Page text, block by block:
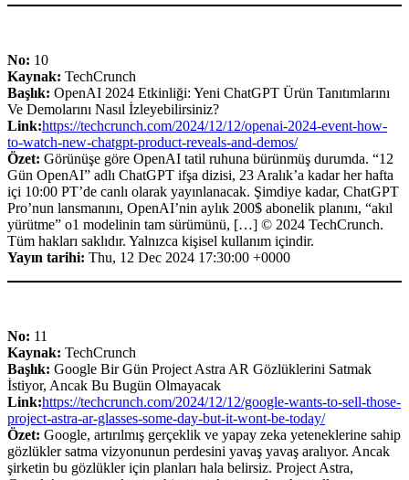
No: 10
Kaynak: TechCrunch
Başlık: OpenAI 2024 Etkinliği: Yeni ChatGPT Ürün Tanıtımlarını
Ve Demolarını Nasıl İzleyebilirsiniz?
Link:https://techcrunch.com/2024/12/12/openai-2024-event-how-
to-watch-new-chatgpt-product-reveals-and-demos/
Özet: Görünüşe göre OpenAI tatil ruhuna bürünmüş durumda. “12
Gün OpenAI” adlı ChatGPT ifşa dizisi, 23 Aralık’a kadar her hafta
içi 10:00 PT’de canlı olarak yayınlanacak. Şimdiye kadar, ChatGPT
Pro’nun lansmanını, OpenAI’nin aylık 200$ abonelik planını, “akıl
yürütme” o1 modelinin tam sürümünü, […] © 2024 TechCrunch.
Tüm hakları saklıdır. Yalnızca kişisel kullanım içindir.
Yayın tarihi: Thu, 12 Dec 2024 17:30:00 +0000
No: 11
Kaynak: TechCrunch
Başlık: Google Bir Gün Project Astra AR Gözlüklerini Satmak
İstiyor, Ancak Bu Bugün Olmayacak
Link:https://techcrunch.com/2024/12/12/google-wants-to-sell-those-
project-astra-ar-glasses-some-day-but-it-wont-be-today/
Özet: Google, artırılmış gerçeklik ve yapay zeka yeteneklerine sahip
gözlükler satma vizyonunun perdesini yavaş yavaş aralıyor. Ancak
şirketin bu gözlükler için planları hala belirsiz. Project Astra,